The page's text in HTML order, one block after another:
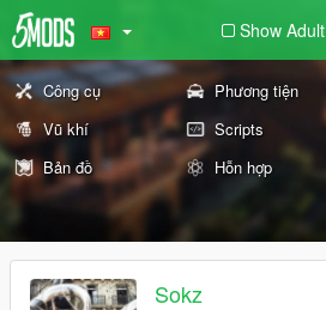
Show Adult
Công cụ Phương tiện
Vũ khí
Scripts
Bản đồ
Hỗn hợp
Sokz